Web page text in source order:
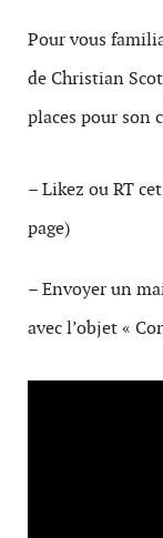
Pour vous
de Christian
places pour son
– Likez ou RT
page)
– Envoyer un
avec l’objet «